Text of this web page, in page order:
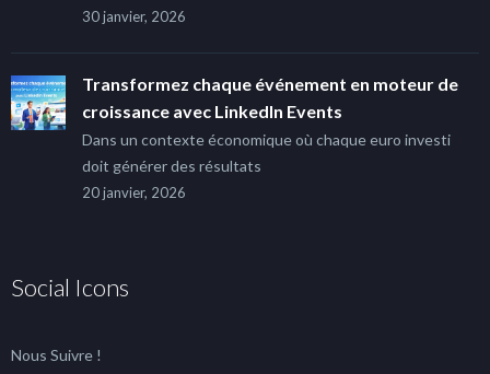
30 janvier, 2026
Transformez chaque événement en moteur de
croissance avec LinkedIn Events
Dans un contexte économique où chaque euro investi
doit générer des résultats
20 janvier, 2026
Social Icons
Nous Suivre !